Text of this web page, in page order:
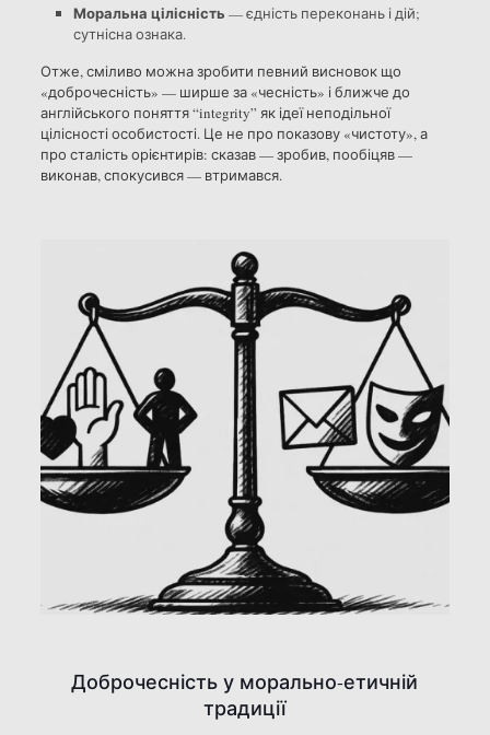
Моральна цілісність — єдність переконань і дій;
сутнісна ознака.
Отже, сміливо можна зробити певний висновок що
«доброчесність» — ширше за «чесність» і ближче до
англійського поняття “integrity” як ідеї неподільної
цілісності особистості. Це не про показову «чистоту», а
про сталість орієнтирів: сказав — зробив, пообіцяв —
виконав, спокусився — втримався.
Доброчесність у морально-етичній
традиції